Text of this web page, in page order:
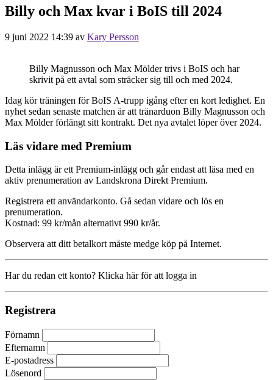
Billy och Max kvar i BoIS till 2024
9 juni 2022 14:39 av Kary Persson
Billy Magnusson och Max Mölder trivs i BoIS och har
skrivit på ett avtal som sträcker sig till och med 2024.
Idag kör träningen för BoIS A-trupp igång efter en kort ledighet. En
nyhet sedan senaste matchen är att tränarduon Billy Magnusson och
Max Mölder förlängt sitt kontrakt. Det nya avtalet löper över 2024.
Läs vidare med Premium
Detta inlägg är ett Premium-inlägg och går endast att läsa med en
aktiv prenumeration av Landskrona Direkt Premium.
Registrera ett användarkonto. Gå sedan vidare och lös en
prenumeration.
Kostnad: 99 kr/mån alternativt 990 kr/år.
Observera att ditt betalkort måste medge köp på Internet.
Har du redan ett konto? Klicka här för att logga in
Registrera
Förnamn
Efternamn
E-postadress
Lösenord